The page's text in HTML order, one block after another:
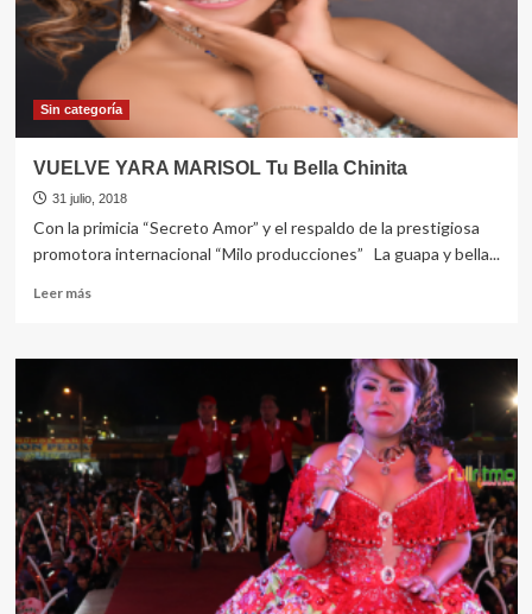
Sin categorí­a
VUELVE YARA MARISOL Tu Bella Chinita
31 julio, 2018
Con la primicia “Secreto Amor” y el respaldo de la prestigiosa
promotora internacional “Milo producciones” La guapa y bella...
Leer másLeer
VUELVE
Tu
Bella
Chinita